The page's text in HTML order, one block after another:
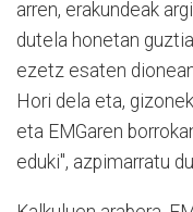
arren, erakundeak
dutela honetan
ezetz esaten
Hori dela eta,
eta EMGaren
eduki", azpimarratu